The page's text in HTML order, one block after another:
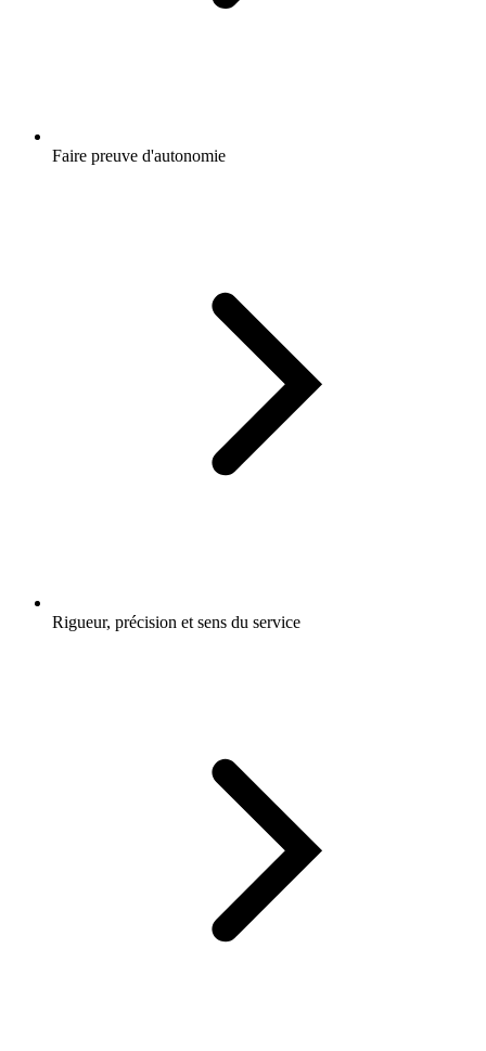
Faire preuve d'autonomie
Rigueur, précision et sens du service